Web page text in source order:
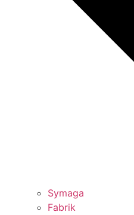
Symaga
Fabrik